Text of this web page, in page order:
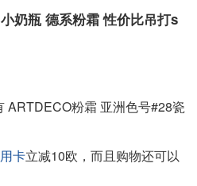
奶瓶 德系粉霜 性价比吊打s
ARTDECO粉霜 亚洲色号#28瓷
卡立减10欧，而且购物还可以